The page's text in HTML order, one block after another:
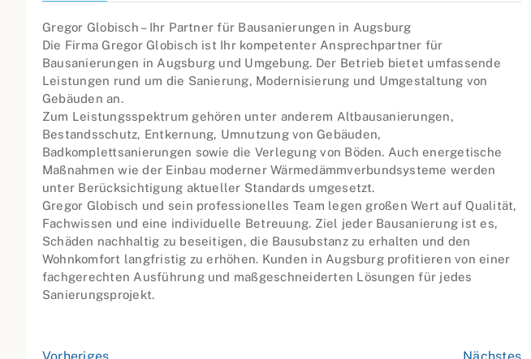
Gregor Globisch – Ihr Partner für Bausanierungen in Augsburg
Die Firma Gregor Globisch ist Ihr kompetenter Ansprechpartner für
Bausanierungen in Augsburg und Umgebung. Der Betrieb bietet umfassende
Leistungen rund um die Sanierung, Modernisierung und Umgestaltung von
Gebäuden an.
Zum Leistungsspektrum gehören unter anderem Altbausanierungen,
Bestandsschutz, Entkernung, Umnutzung von Gebäuden,
Badkomplettsanierungen sowie die Verlegung von Böden. Auch energetische
Maßnahmen wie der Einbau moderner Wärmedämmverbundsysteme werden
unter Berücksichtigung aktueller Standards umgesetzt.
Gregor Globisch und sein professionelles Team legen großen Wert auf Qualität,
Fachwissen und eine individuelle Betreuung. Ziel jeder Bausanierung ist es,
Schäden nachhaltig zu beseitigen, die Bausubstanz zu erhalten und den
Wohnkomfort langfristig zu erhöhen. Kunden in Augsburg profitieren von einer
fachgerechten Ausführung und maßgeschneiderten Lösungen für jedes
Sanierungsprojekt.